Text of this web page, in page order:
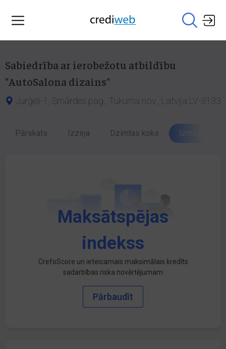
Sabiedrība ar ierobežotu atbildību
"AutoSalona dizains"
Jurģeļi-1, Smārdes pag., Tukuma nov., Latvija LV-3133
Pārskats Izziņa Dzimtas koks Izmaiņu
Maksātspējas
indekss
CrefoScore un ieteicamais maksimālais kredīts
sadarbības riska novērtējumam
Pārbaudīt